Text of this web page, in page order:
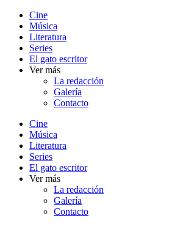
Cine
Música
Literatura
Series
El gato escritor
Ver más
La redacción
Galería
Contacto
Cine
Música
Literatura
Series
El gato escritor
Ver más
La redacción
Galería
Contacto